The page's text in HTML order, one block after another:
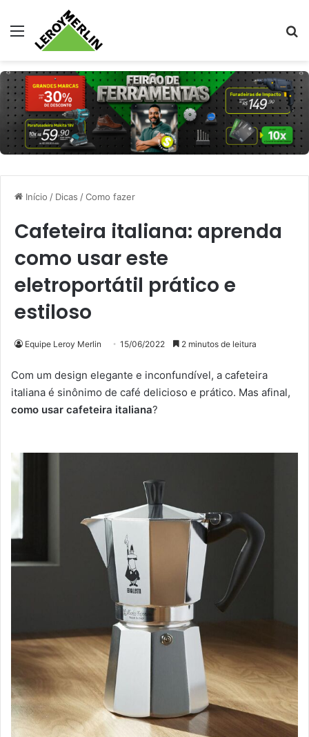
Menu
Início / Dicas /Como fazer
Cafeteira italiana: aprenda
como usar este
eletroportátil prático e
estiloso
Equipe Leroy Merlin 15/06/2022 2 minutos de leitura
Com um design elegante e inconfundível, a cafeteira
italiana é sinônimo de café delicioso e prático. Mas afinal,
como usar cafeteira italiana?